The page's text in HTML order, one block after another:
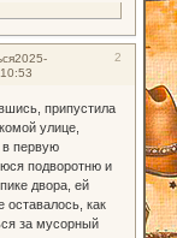
2
2025-
припустила
улице,
первую
подворотню и
двора, ей
оставалось, как
за мусорный